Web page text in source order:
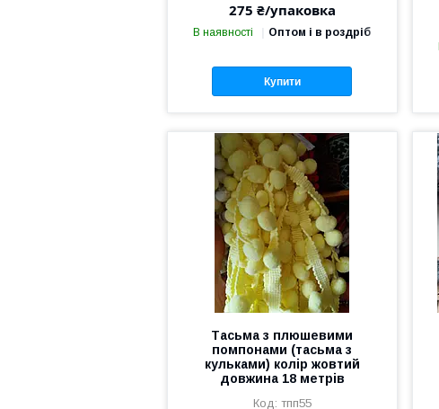
275 ₴/упаковка
В наявності Оптом і в роздріб
Купити
Тасьма з плюшевими
помпонами (тасьма з
кульками) колір жовтий
довжина 18 метрів
тпп55